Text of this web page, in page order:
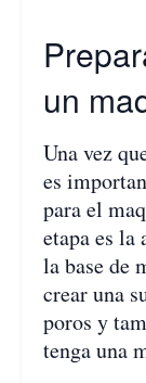
un
Una vez
es
para el
etapa es la
la base de
crear una
poros y
tenga una